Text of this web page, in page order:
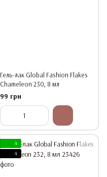
Гель-лак Global Fashion Flakes
Chameleon 230, 8 мл
99 грн
4
4